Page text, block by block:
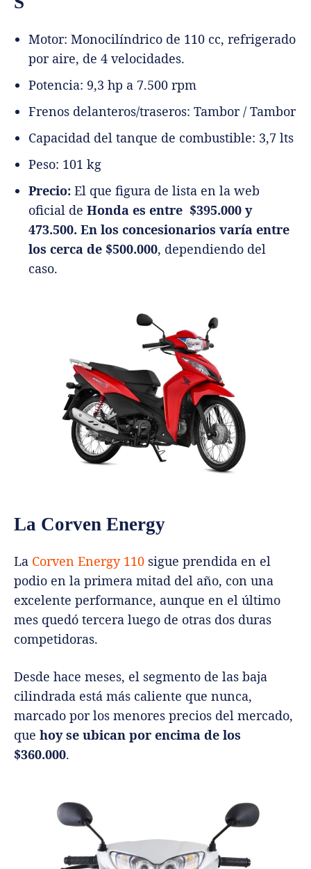
Motor: Monocilíndrico de 110 cc, refrigerado
por aire, de 4 velocidades.
Potencia: 9,3 hp a 7.500 rpm
Frenos delanteros/traseros: Tambor / Tambor
Capacidad del tanque de combustible: 3,7 lts
Peso: 101 kg
Precio: El que figura de lista en la web
oficial de Honda es entre $395.000 y
473.500. En los concesionarios varía entre
los cerca de $500.000, dependiendo del
caso.
La Corven Energy
La Corven Energy 110 sigue prendida en el
podio en la primera mitad del año, con una
excelente performance, aunque en el último
mes quedó tercera luego de otras dos duras
competidoras.
Desde hace meses, el segmento de las baja
cilindrada está más caliente que nunca,
marcado por los menores precios del mercado,
que hoy se ubican por encima de los
$360.000.